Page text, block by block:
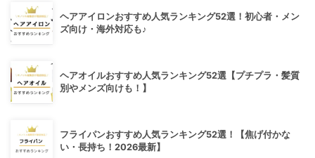
ヘアアイロンおすすめ人気ランキング52選！初心者・メン
ズ向け・海外対応も♪
ヘアオイルおすすめ人気ランキング52選【プチプラ・髪質
別やメンズ向けも！】
フライパンおすすめ人気ランキング52選！【焦げ付かな
い・長持ち！2026最新】